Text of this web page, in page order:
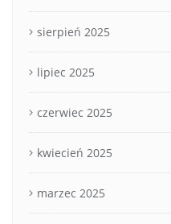
sierpień 2025
lipiec 2025
czerwiec 2025
kwiecień 2025
marzec 2025